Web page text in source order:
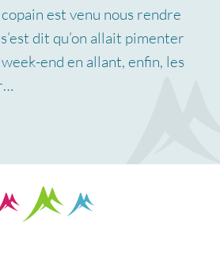
est venu nous rendre
dit qu’on allait pimenter
end en allant, enfin, les